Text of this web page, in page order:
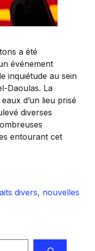
a été
événement
inquiétude au sein
Daoulas. La
d’un lieu prisé
diverses
entourant cet
divers, nouvelles